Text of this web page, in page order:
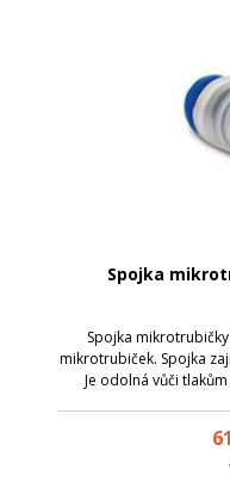
Spojka
Spojka
mikrotrubiček. Spojka
Je odolná vůči
61